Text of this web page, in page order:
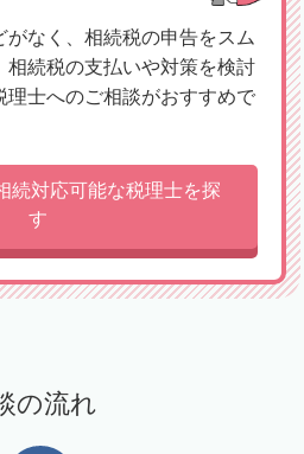
なく、相続税の申告をスム
相続税の支払いや対策を検討
理士へのご相談がおすすめで
続対応可能な税理士を探
す
の流れ